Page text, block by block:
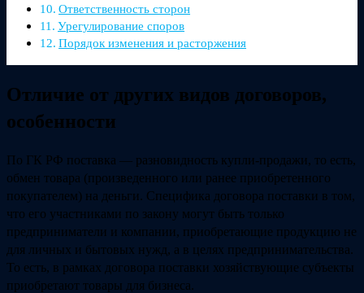
Ответственность сторон
Урегулирование споров
Порядок изменения и расторжения
Отличие от других видов договоров,
особенности
По ГК РФ поставка — разновидность купли-продажи, то есть,
обмен товара (произведенного или ранее приобретенного
покупателем) на деньги. Специфика договора поставки в том,
что его участниками по закону могут быть только
предприниматели и компании, приобретающие продукцию не
для личных и бытовых нужд, а в целях предпринимательства.
То есть, в рамках договора поставки хозяйствующие субъекты
приобретают товары для бизнеса.